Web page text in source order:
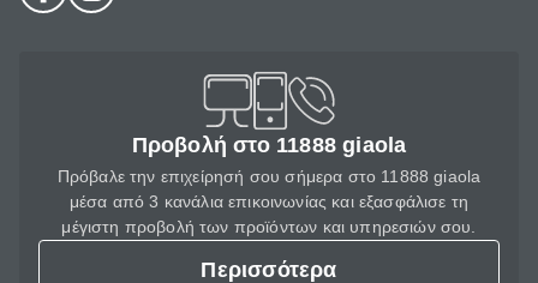
Προβολή στο 11888 giaola
Πρόβαλε την επιχείρησή σου σήμερα στο 11888 giaola
μέσα από 3 κανάλια επικοινωνίας και εξασφάλισε τη
μέγιστη προβολή των προϊόντων και υπηρεσιών σου.
Περισσότερα